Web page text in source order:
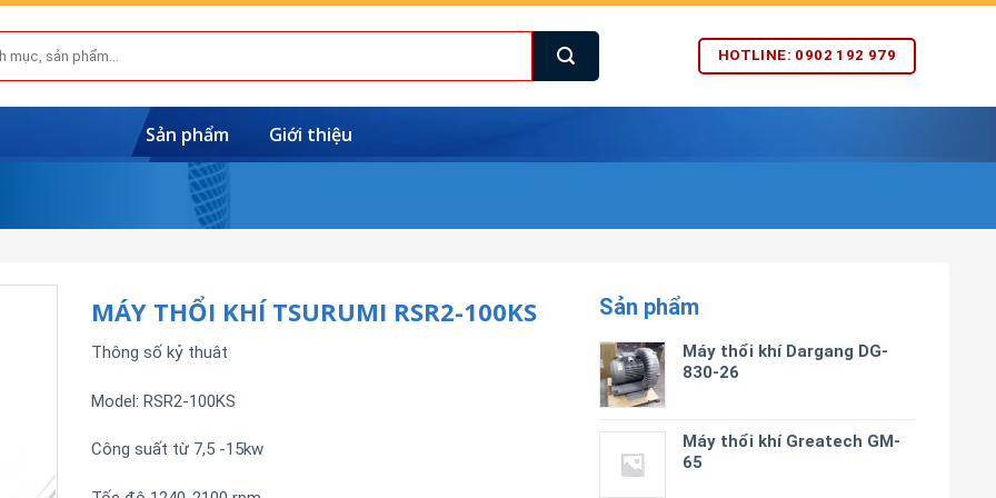
HOTLINE: 0902 192 979
Sản phẩm Giới thiệu
Sản phẩm
Máy thổi khí Dargang DG-
830-26
Máy thổi khí Greatech GM-
65
MÁY THỔI KHÍ TSURUMI RSR2-100KS
Thông số kỷ thuât
Model: RSR2-100KS
Công suất từ 7,5 -15kw